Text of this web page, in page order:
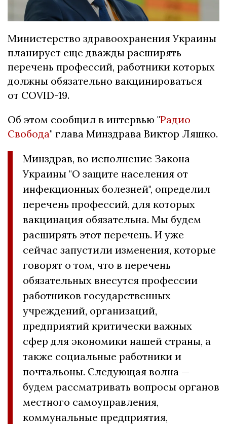
Министерство здравоохранения Украины
планирует еще дважды расширять
перечень профессий, работники которых
должны обязательно вакцинироваться
от COVID-19.
Об этом сообщил в интервью "Радио
Свобода" глава Минздрава Виктор Ляшко.
Минздрав, во исполнение Закона
Украины "О защите населения от
инфекционных болезней", определил
перечень профессий, для которых
вакцинация обязательна. Мы будем
расширять этот перечень. И уже
сейчас запустили изменения, которые
говорят о том, что в перечень
обязательных внесутся профессии
работников государственных
учреждений, организаций,
предприятий критически важных
сфер для экономики нашей страны, а
также социальные работники и
почтальоны. Следующая волна —
будем рассматривать вопросы органов
местного самоуправления,
коммунальные предприятия,